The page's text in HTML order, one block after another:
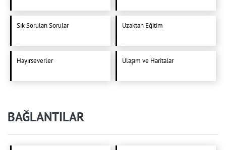
Sık Sorulan Sorular Uzaktan Eğitim
Hayırseverler Ulaşım ve Haritalar
BAĞLANTILAR